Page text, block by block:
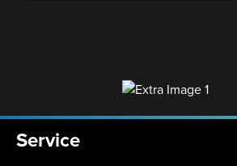
Service